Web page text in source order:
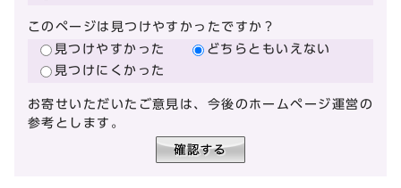
このページは見つけやすかったですか？
見つけやすかった
どちらともいえない
見つけにくかった
お寄せいただいたご意見は、今後のホームページ運営の
参考とします。